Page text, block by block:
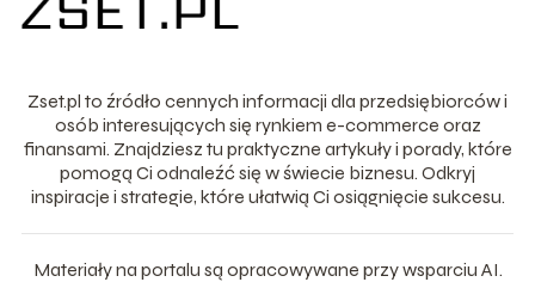
Zset.pl to źródło cennych informacji dla przedsiębiorców i
osób interesujących się rynkiem e-commerce oraz
finansami. Znajdziesz tu praktyczne artykuły i porady, które
pomogą Ci odnaleźć się w świecie biznesu. Odkryj
inspiracje i strategie, które ułatwią Ci osiągnięcie sukcesu.
Materiały na portalu są opracowywane przy wsparciu AI.